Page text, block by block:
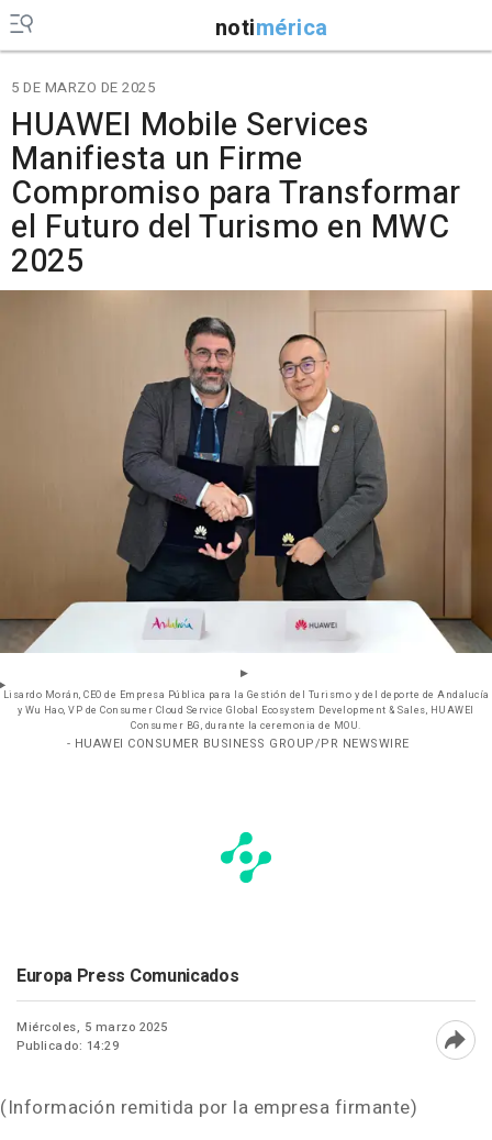
notimérica
5 DE MARZO DE 2025
HUAWEI Mobile Services
Manifiesta un Firme
Compromiso para Transformar
el Futuro del Turismo en MWC
2025
Lisardo Morán, CEO de Empresa Pública para la Gestión del Turismo y del deporte de Andalucía
y Wu Hao, VP de Consumer Cloud Service Global Ecosystem Development & Sales, HUAWEI
Consumer BG, durante la ceremonia de MOU.
- HUAWEI CONSUMER BUSINESS GROUP/PR NEWSWIRE
Europa Press Comunicados
Miércoles, 5 marzo 2025
Publicado: 14:29
(Información remitida por la empresa firmante)